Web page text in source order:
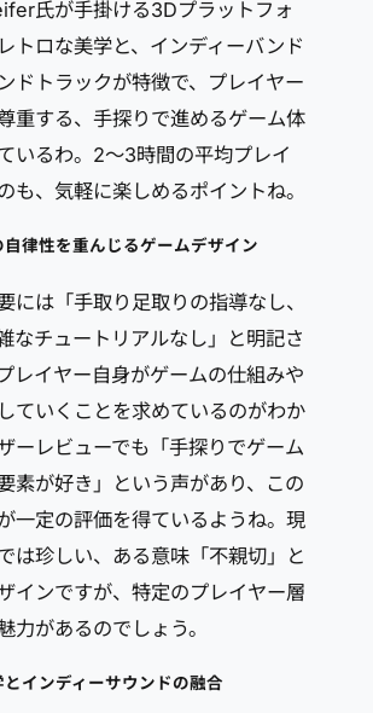
氏が手掛ける3Dプラットフォ
トロな美学と、インディーバンド
ドトラックが特徴で、プレイヤー
重する、手探りで進めるゲーム体
いるわ。2～3時間の平均プレイ
も、気軽に楽しめるポイントね。
律性を重んじるゲームデザイン
には「手取り足取りの指導なし、
なチュートリアルなし」と明記さ
レイヤー自身がゲームの仕組みや
ていくことを求めているのがわか
ーレビューでも「手探りでゲーム
素が好き」という声があり、この
一定の評価を得ているようね。現
は珍しい、ある意味「不親切」と
インですが、特定のプレイヤー層
力があるのでしょう。
インディーサウンドの融合